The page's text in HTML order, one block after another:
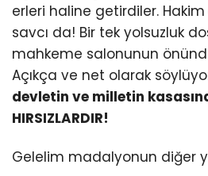
erleri haline getirdiler.
savcı da! Bir tek yolsuzluk
mahkeme salonunun
Açıkça ve net olarak
devletin ve milletin
HIRSIZLARDIR!
Gelelim madalyonun diğer